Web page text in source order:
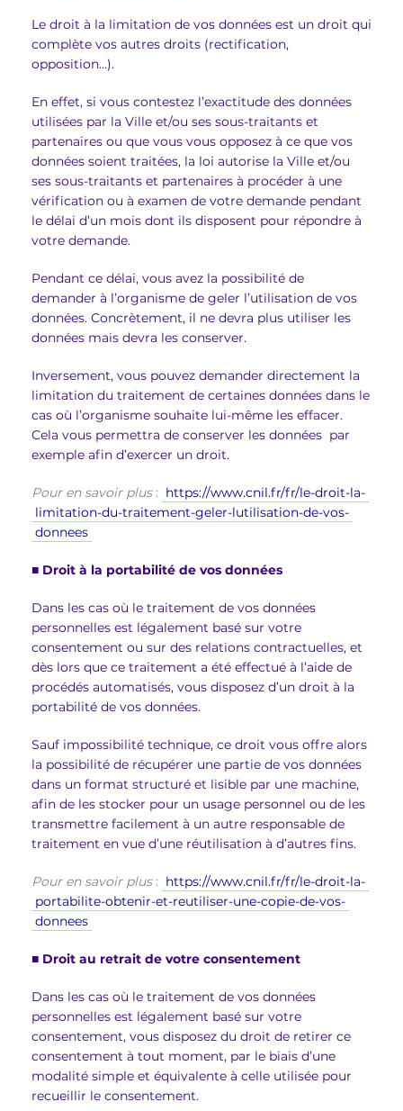
Le droit à la limitation de vos données est un droit qui
complète vos autres droits (rectification,
opposition…).
En effet, si vous contestez l’exactitude des données
utilisées par la Ville et/ou ses sous-traitants et
partenaires ou que vous vous opposez à ce que vos
données soient traitées, la loi autorise la Ville et/ou
ses sous-traitants et partenaires à procéder à une
vérification ou à examen de votre demande pendant
le délai d’un mois dont ils disposent pour répondre à
votre demande.
Pendant ce délai, vous avez la possibilité de
demander à l’organisme de geler l’utilisation de vos
données. Concrètement, il ne devra plus utiliser les
données mais devra les conserver.
Inversement, vous pouvez demander directement la
limitation du traitement de certaines données dans le
cas où l’organisme souhaite lui-même les effacer.
Cela vous permettra de conserver les données par
exemple afin d’exercer un droit.
Pour en savoir plus: https://www.cnil.fr/fr/le-droit-la-
limitation-du-traitement-geler-lutilisation-de-vos-
donnees
■ Droit à la portabilité de vos données
Dans les cas où le traitement de vos données
personnelles est légalement basé sur votre
consentement ou sur des relations contractuelles, et
dès lors que ce traitement a été effectué à l’aide de
procédés automatisés, vous disposez d’un droit à la
portabilité de vos données.
Sauf impossibilité technique, ce droit vous offre alors
la possibilité de récupérer une partie de vos données
dans un format structuré et lisible par une machine,
afin de les stocker pour un usage personnel ou de les
transmettre facilement à un autre responsable de
traitement en vue d’une réutilisation à d’autres fins.
Pour en savoir plus: https://www.cnil.fr/fr/le-droit-la-
portabilite-obtenir-et-reutiliser-une-copie-de-vos-
donnees
■ Droit au retrait de votre consentement
Dans les cas où le traitement de vos données
personnelles est légalement basé sur votre
consentement, vous disposez du droit de retirer ce
consentement à tout moment, par le biais d’une
modalité simple et équivalente à celle utilisée pour
recueillir le consentement.